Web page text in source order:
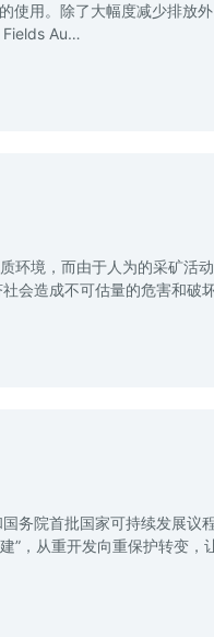
使用。除了大幅度减少排放
Fields Au…
环境，而由于人为的采矿活
会造成不可估量的危害和破
务院首批国家可持续发展议
”，从重开发向重保护转变，